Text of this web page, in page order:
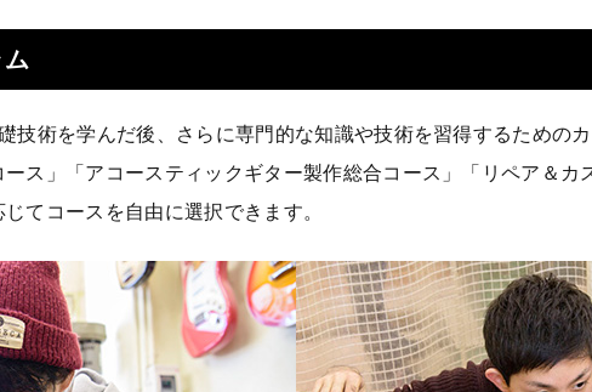
技術を学んだ後、さらに専門的な知識や技術を習得するための
ース」「アコースティックギター製作総合コース」「リペア＆カ
てコースを自由に選択できます。